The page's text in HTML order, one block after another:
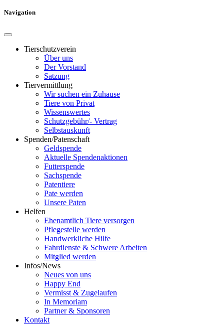
Navigation
Tierschutzverein
Über uns
Der Vorstand
Satzung
Tiervermittlung
Wir suchen ein Zuhause
Tiere von Privat
Wissenswertes
Schutzgebühr/- Vertrag
Selbstauskunft
Spenden/Patenschaft
Geldspende
Aktuelle Spendenaktionen
Futterspende
Sachspende
Patentiere
Pate werden
Unsere Paten
Helfen
Ehenamtlich Tiere versorgen
Pflegestelle werden
Handwerkliche Hilfe
Fahrdienste & Schwere Arbeiten
Mitglied werden
Infos/News
Neues von uns
Happy End
Vermisst & Zugelaufen
In Memoriam
Partner & Sponsoren
Kontakt